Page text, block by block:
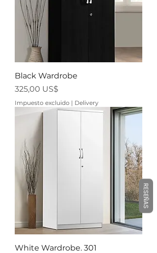
Black Wardrobe
Precio
325,00 US$
Impuesto excluido | Delivery
White Wardrobe. 301
RESEÑAS